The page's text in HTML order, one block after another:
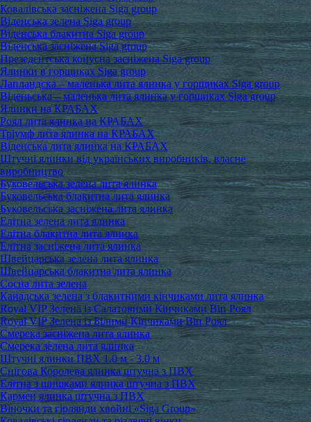
Ковалівська засніжена Siga group
Віденська зелена Siga group
Віденська блакитна Siga group
Віденська засніжена Siga group
Презедентська конусна засніжена Siga group
Ялинки в горщиках Siga group
Лапландска – маленька лита ялинка у горщиках Siga group
Віденьська – маленька лита ялинка у горщиках Siga group
Ялинки на КРАБАХ
Роял лита ялинка на КРАБАХ
Тріумф лита ялинка на КРАБАХ
Віденська лита ялинка на КРАБАХ
Штучні ялинки від українських виробників, власне
виробництво
Буковельська зелена лита ялинка
Буковельська блакитна лита ялинка
Буковельська засніжена лита ялинка
Елітна зелена лита ялинка
Елітна блакитна лита ялинка
Елітна засніжена лита ялинка
Швейцарська зелена лита ялинка
Швейцарська блакитна лита ялинка
Сосна лита зелена
Канадська зелена з блакитними кінчиками лита ялинка
Royal VIP Зелена із Салатовими Кінчиками Віп Роял
Royal VIP Зелена із Білими Кінчиками Віп Роял
Смерека засніжена лита ялинка
Смерека зелена лита ялинка
Штучні ялинки ПВХ 1.0 м - 3.0 м
Снігова Королева ялинка штучна з ПВХ
Елітна з шишками ялинка штучна з ПВХ
Кармен ялинка штучна з ПВХ
Віночки та гірлянди хвойні «Siga Group»